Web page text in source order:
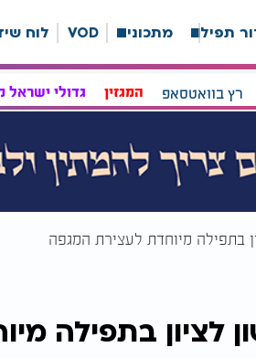
תפילה מתכונים VOD לוח
רץ בוואטסאפ המגזין גדולי ישראל
בתפילה מיוחדת לעצירת המגפה
לציון בתפילה